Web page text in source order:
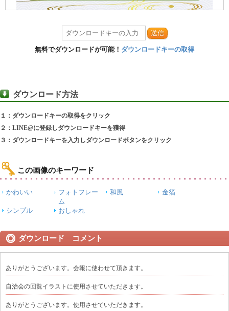
送信
無料でダウンロードが可能！ ダウンロードキーの取得
ダウンロード方法
１：ダウンロードキーの取得をクリック
２：LINE@に登録しダウンロードキーを獲得
３：ダウンロードキーを入力しダウンロードボタンをクリック
この画像のキーワード
かわいい
フォトフレー
ム
和風 金箔
シンプル おしゃれ
ダウンロード コメント
ありがとうございます。会報に使わせて頂きます。
自治会の回覧イラストに使用させていただきます。
ありがとうございます。使用させていただきます。